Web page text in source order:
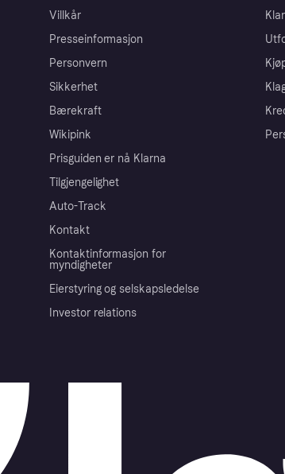
Villkår
Presseinformasjon
Personvern
Sikkerhet
Bærekraft
Wikipink
Prisguiden er nå Klarna
Tilgjengelighet
Auto-Track
Kontakt
Kontaktinformasjon for
myndigheter
Eierstyring og selskapsledelse
Investor relations